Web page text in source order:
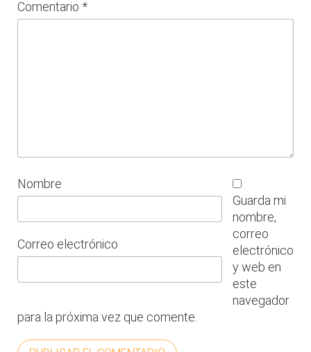
Comentario *
Nombre
Correo electrónico
Guarda mi
nombre,
correo
electrónico
y web en
este
navegador
para la próxima vez que comente.